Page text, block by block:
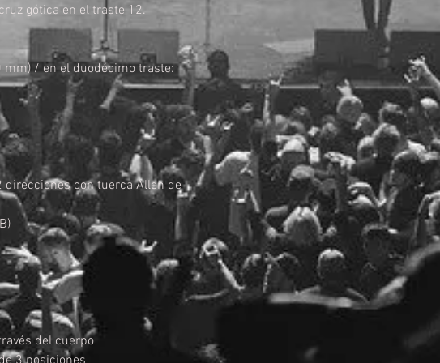
gótica en el traste 12.
mm) / en el duodécimo traste:
direcciones con tuerca Allen de
del cuerpo